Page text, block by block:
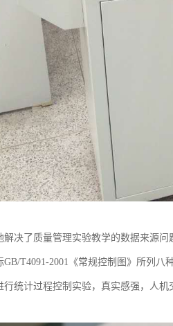
解决了质量管理实验教学的数据来源
T4091-2001《常规控制图》所列八
统计过程控制实验，真实感强，人